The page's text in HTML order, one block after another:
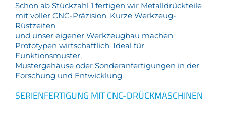
Schon ab Stückzahl 1 fertigen wir Metalldrückteile
mit voller CNC-Präzision. Kurze Werkzeug-
Rüstzeiten
und unser eigener Werkzeugbau machen
Prototypen wirtschaftlich. Ideal für
Funktionsmuster,
Mustergehäuse oder Sonderanfertigungen in der
Forschung und Entwicklung.
SERIENFERTIGUNG MIT CNC-DRÜCKMASCHINEN